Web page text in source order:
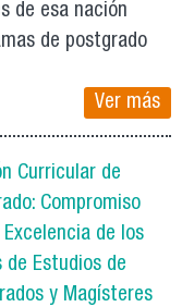
de esa nación
de postgrado
Ver más
Curricular de
Compromiso
de los
de Estudios de
y Magísteres